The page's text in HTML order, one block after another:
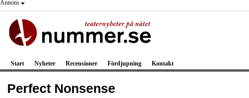
Annons
Start Nyheter Recensioner Fördjupning Kontakt
Perfect Nonsense